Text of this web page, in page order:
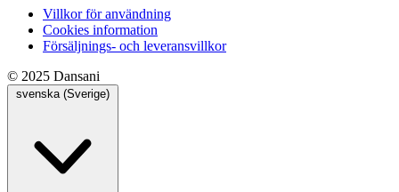
Villkor för användning
Cookies information
Försäljnings- och leveransvillkor
© 2025 Dansani
svenska (Sverige)